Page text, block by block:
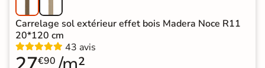
Carrelage sol extérieur effet bois Madera Noce R11
20*120 cm
43 avis
€90